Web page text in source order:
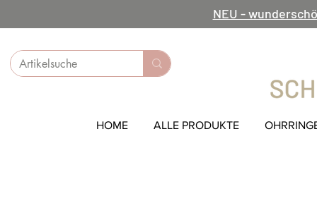
NEU -
HOME ALLE PRODUKTE